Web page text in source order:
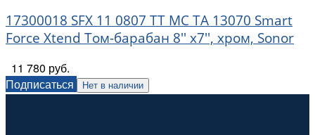
17300018 SFX 11 0807 TT MC TA 13070 Smart
Force Xtend Том-барабан 8'' х7'', хром, Sonor
11 780 руб.
Подписаться
Нет в наличии